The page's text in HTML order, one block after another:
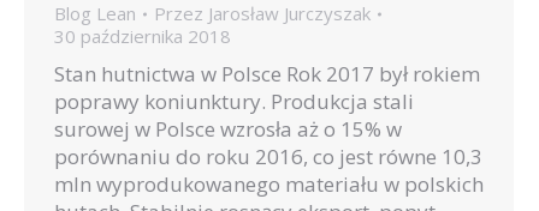
Blog Lean Przez Jarosław Jurczyszak
30 października 2018
Stan hutnictwa w Polsce Rok 2017 był rokiem
poprawy koniunktury. Produkcja stali
surowej w Polsce wzrosła aż o 15% w
porównaniu do roku 2016, co jest równe 10,3
mln wyprodukowanego materiału w polskich